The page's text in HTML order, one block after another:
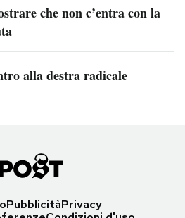
che non c’entra con la
alla destra radicale
PubblicitàPrivacy